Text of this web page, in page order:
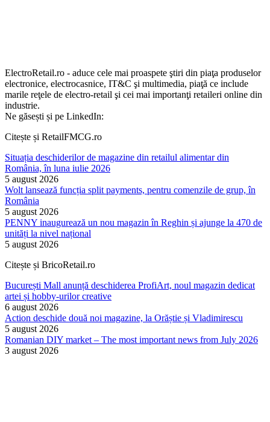
ElectroRetail.ro - aduce cele mai proaspete ştiri din piaţa produselor
electronice, electrocasnice, IT&C şi multimedia, piaţă ce include
marile reţele de electro-retail şi cei mai importanţi retaileri online din
industrie.
Ne găsești și pe LinkedIn:
Citește și RetailFMCG.ro
Situația deschiderilor de magazine din retailul alimentar din
România, în luna iulie 2026
5 august 2026
Wolt lansează funcția split payments, pentru comenzile de grup, în
România
5 august 2026
PENNY inaugurează un nou magazin în Reghin și ajunge la 470 de
unități la nivel național
5 august 2026
Citește și BricoRetail.ro
București Mall anunță deschiderea ProfiArt, noul magazin dedicat
artei și hobby-urilor creative
6 august 2026
Action deschide două noi magazine, la Orăștie și Vladimirescu
5 august 2026
Romanian DIY market – The most important news from July 2026
3 august 2026